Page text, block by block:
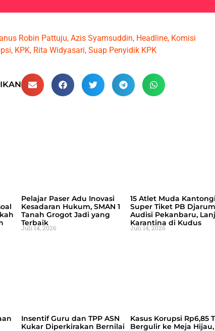
Robin Pattuju, Azis Syamsuddin, Headline, Komisi
, KPK, Rita Widyasari, Suap Penyidik KPK
Pelajar Paser Adu Inovasi
Kesadaran Hukum, SMAN 1
Tanah Grogot Jadi yang
Terbaik
Juli 14, 2026
15 Atlet Muda Kantongi
Super Tiket PB
Audisi Pekanbaru,
Karantina di Kudus
Juli 14, 2026
Insentif Guru dan TPP ASN
Kukar Diperkirakan Bernilai
Kasus Korupsi Rp6,85
Bergulir ke Meja Hijau,